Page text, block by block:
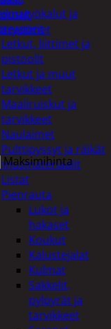
ja
Letkut, liittimet ja
pistoolit
Letkut ja muut
tarvikkeet
Maaliruiskut ja
tarvikkeet
Naulaimet
Pulttipyssyt ja räikät
Listat
Pienrauta
Lukot ja
hakaset
Koukut
Kalustejalat
Kulmat
Sakkelit,
pylpyrät ja
tarvikkeet
Maksimihinta